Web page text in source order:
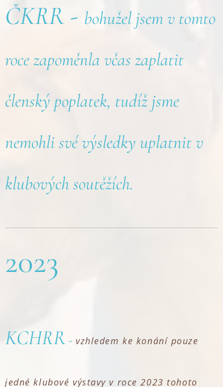
ČKRR - bohužel jsem v tomto
roce zapoměnla včas zaplatit
členský poplatek, tudíž jsme
nemohli své výsledky uplatnit v
klubových soutěžích.
2023
KCHRR - vzhledem ke konání pouze
jedné klubové výstavy v roce 2023 tohoto